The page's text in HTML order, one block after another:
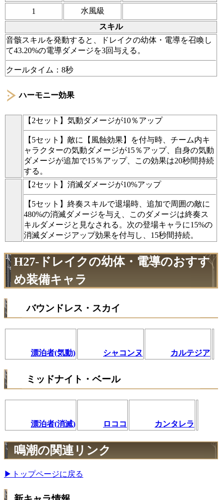
1
水風級
スキル
音骸スキルを発動すると、ドレイクの幼体・電導を召喚し
て43.20%の電導ダメージを3回与える。
クールタイム：8秒
ハーモニー効果
【2セット】気動ダメージが10％アップ
【5セット】敵に【風蝕効果】を付与時、チーム内キ
ャラクターの気動ダメージが15％アップ、自身の気動
ダメージが追加で15％アップ、この効果は20秒間持続
する。
【2セット】消滅ダメージが10%アップ
【5セット】終奏スキルで退場時、追加で周囲の敵に
480%の消滅ダメージを与え、このダメージは終奏ス
キルダメージと見なされる。次の登場キャラに15%の
消滅ダメージアップ効果を付与し、15秒間持続。
H27-ドレイクの幼体・電導のおすす
め装備キャラ
バウンドレス・スカイ
漂泊者(気動) シャコンヌ カルテジア
ミッドナイト・ベール
漂泊者(消滅) ロココ カンタレラ
鳴潮の関連リンク
▶トップページに戻る